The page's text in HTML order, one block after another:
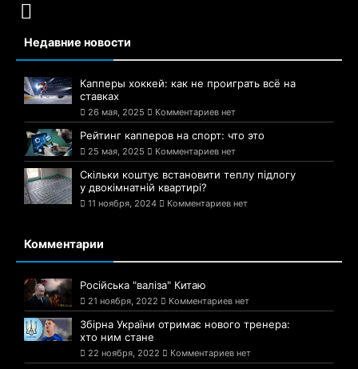
Недавние новости
Капперы хоккей: как не проиграть всё на
ставках
26 мая, 2025 Комментариев нет
Рейтинг капперов на спорт: что это
25 мая, 2025 Комментариев нет
Скільки коштує встановити теплу підлогу
у двокімнатній квартирі?
11 ноября, 2024 Комментариев нет
Комментарии
Російська "валіза" Китаю
21 ноября, 2022 Комментариев нет
Збірна України отримає нового тренера:
хто ним стане
22 ноября, 2022 Комментариев нет